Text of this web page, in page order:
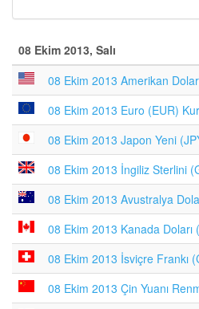
08 Ekim 2013, Salı
08 Ekim 2013 Amerikan
08 Ekim 2013 Euro (EUR)
08 Ekim 2013 Japon Yeni
08 Ekim 2013 İngiliz Sterlini
08 Ekim 2013 Avustralya
08 Ekim 2013 Kanada Doları
08 Ekim 2013 İsviçre Frankı
08 Ekim 2013 Çin Yuanı